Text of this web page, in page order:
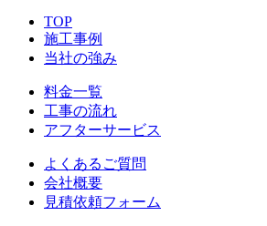
TOP
施工事例
当社の強み
料金一覧
工事の流れ
アフターサービス
よくあるご質問
会社概要
見積依頼フォーム